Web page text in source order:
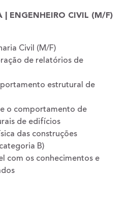
| ENGENHEIRO CIVIL (M/F)
Civil (M/F)
de relatórios de
estrutural de
o comportamento de
de edifícios
das construções
B)
com os conhecimentos e